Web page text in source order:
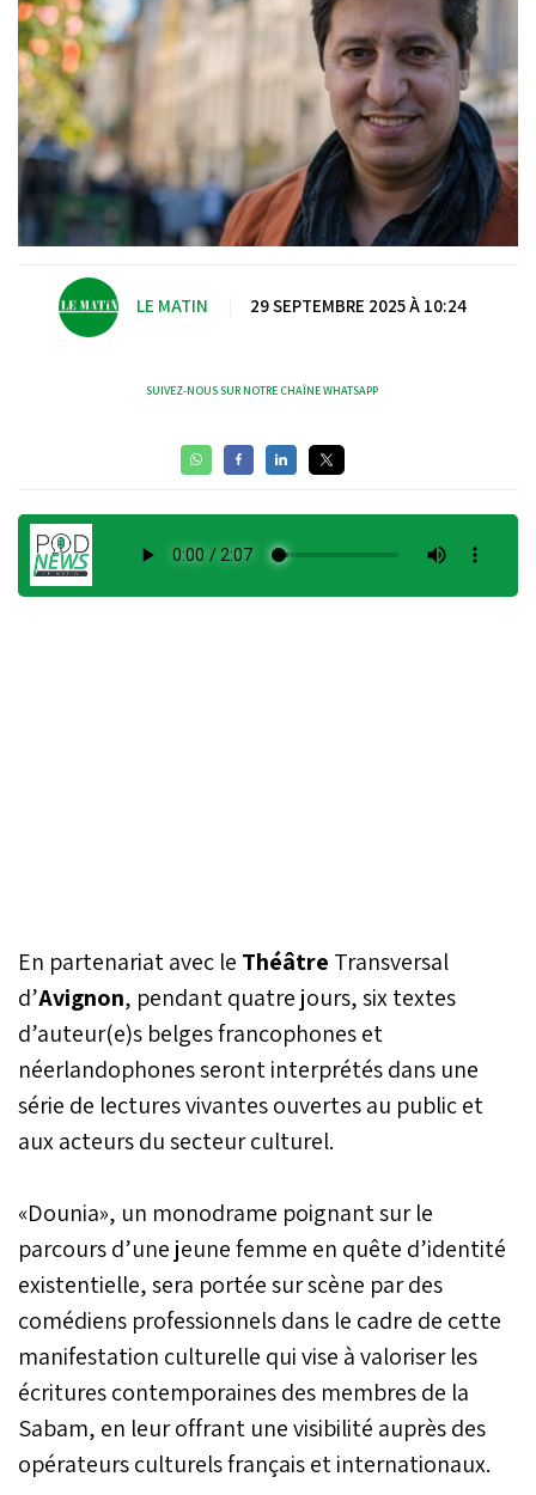
LE MATIN 29 SEPTEMBRE 2025 À 10:24
SUIVEZ-NOUS SUR NOTRE CHAÎNE WHATSAPP
En partenariat avec le Théâtre Transversal
d’Avignon, pendant quatre jours, six textes
d’auteur(e)s belges francophones et
néerlandophones seront interprétés dans une
série de lectures vivantes ouvertes au public et
aux acteurs du secteur culturel.
«Dounia», un monodrame poignant sur le
parcours d’une jeune femme en quête d’identité
existentielle, sera portée sur scène par des
comédiens professionnels dans le cadre de cette
manifestation culturelle qui vise à valoriser les
écritures contemporaines des membres de la
Sabam, en leur offrant une visibilité auprès des
opérateurs culturels français et internationaux.